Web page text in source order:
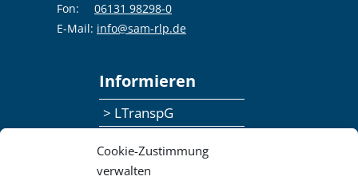
Cookie-Zustimmung
verwalten
Fon:
06131 98298-0
E-Mail: info@sam-rlp.de
Informieren
> LTranspG
> Publikationen